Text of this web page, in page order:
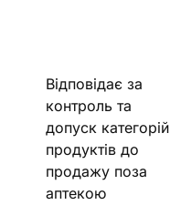
Відповідає за
контроль та
допуск категорій
продуктів до
продажу поза
аптекою